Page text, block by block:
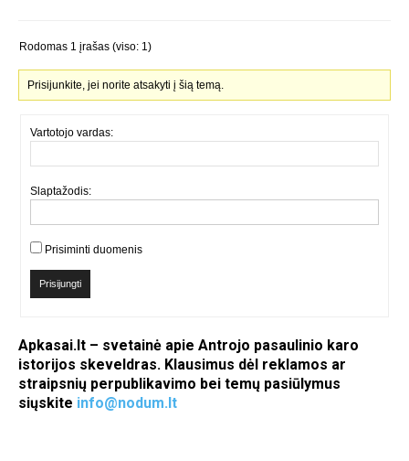
Rodomas 1 įrašas (viso: 1)
Prisijunkite, jei norite atsakyti į šią temą.
Vartotojo vardas:
Slaptažodis:
Prisiminti duomenis
Prisijungti
Apkasai.lt – svetainė apie Antrojo pasaulinio karo
istorijos skeveldras. Klausimus dėl reklamos ar
straipsnių perpublikavimo bei temų pasiūlymus
siųskite info@nodum.lt